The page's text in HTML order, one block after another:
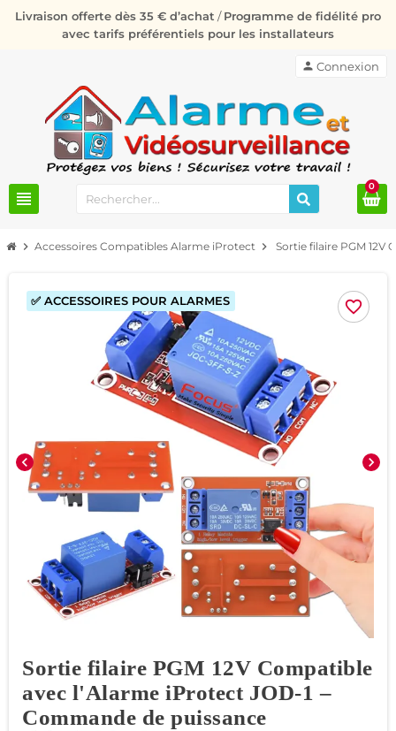
Livraison offerte dès 35 € d’achat /Programme de fidélité pro
avec tarifs préférentiels pour les installateurs
view_headline
person Connexion
0
chevron_right Accessoires Compatibles Alarme iProtect chevron_right Sortie filaire PGM 12V
favorite_border
chevron_left chevron_right
✅ ACCESSOIRES POUR ALARMES
Sortie filaire PGM 12V Compatible
avec l'Alarme iProtect JOD-1 –
Commande de puissance